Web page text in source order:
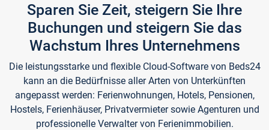
Sparen Sie Zeit, steigern Sie Ihre
Buchungen und steigern Sie das
Wachstum Ihres Unternehmens
Die leistungsstarke und flexible Cloud-Software von Beds24
kann an die Bedürfnisse aller Arten von Unterkünften
angepasst werden: Ferienwohnungen, Hotels, Pensionen,
Hostels, Ferienhäuser, Privatvermieter sowie Agenturen und
professionelle Verwalter von Ferienimmobilien.